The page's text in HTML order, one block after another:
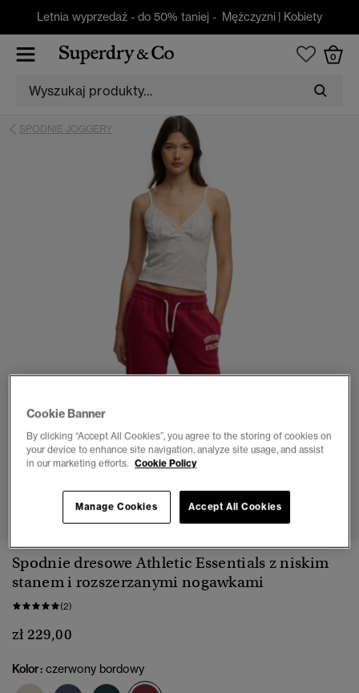
Letnia wyprzedaż - do 50% taniej - Mężczyzni | Kobiety
0
SPODNIE JOGGERY
1 2 3 4 5 6
Spodnie dresowe Athletic Essentials z niskim
stanem i rozszerzanymi nogawkami
(2)
zł 229,00
Kolor: czerwony bordowy
Cookie Banner
By clicking “Accept All Cookies”, you agree to the storing of cookies on
your device to enhance site navigation, analyze site usage, and assist
in our marketing efforts. Cookie Policy
Accept All Cookies
Manage Cookies